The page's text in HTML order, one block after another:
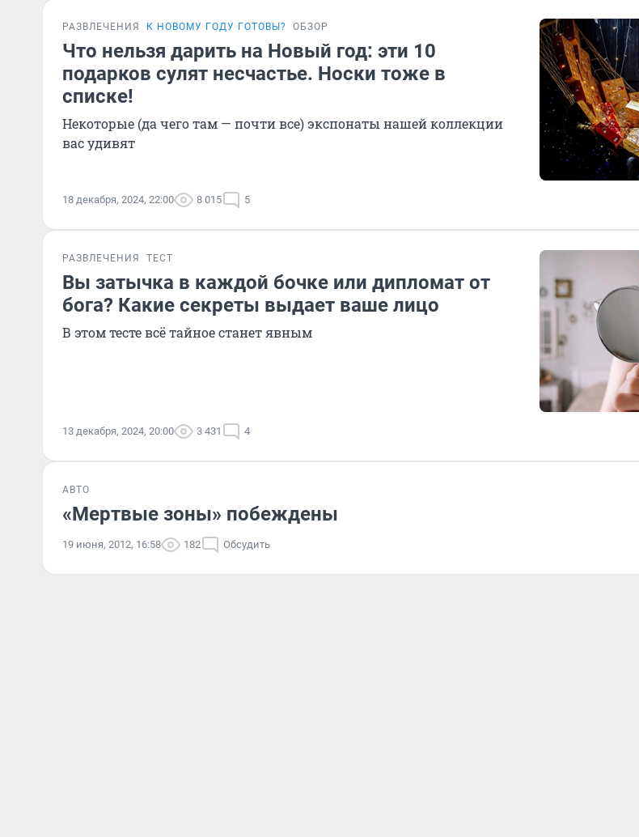
РАЗВЛЕЧЕНИЯ К НОВОМУ ГОДУ ГОТОВЫ? ОБЗОР
Что нельзя дарить на Новый год: эти 10
подарков сулят несчастье. Носки тоже в
списке!
Некоторые (да чего там — почти все) экспонаты нашей коллекции
вас удивят
18 декабря, 2024, 22:00 8 015 5
РАЗВЛЕЧЕНИЯ ТЕСТ
Вы затычка в каждой бочке или дипломат от
бога? Какие секреты выдает ваше лицо
В этом тесте всё тайное станет явным
13 декабря, 2024, 20:00 3 431 4
АВТО
«Мертвые зоны» побеждены
19 июня, 2012, 16:58 182 Обсудить